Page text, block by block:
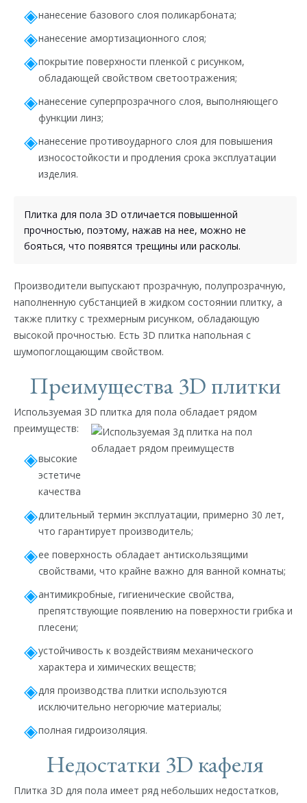
нанесение базового слоя поликарбоната;
нанесение амортизационного слоя;
покрытие поверхности пленкой с рисунком,
обладающей свойством светоотражения;
нанесение суперпрозрачного слоя, выполняющего
функции линз;
нанесение противоударного слоя для повышения
износостойкости и продления срока эксплуатации
изделия.
Плитка для пола 3D отличается повышенной
прочностью, поэтому, нажав на нее, можно не
бояться, что появятся трещины или расколы.
Производители выпускают прозрачную, полупрозрачную,
наполненную субстанцией в жидком состоянии плитку, а
также плитку с трехмерным рисунком, обладающую
высокой прочностью. Есть 3D плитка напольная с
шумопоглощающим свойством.
Преимущества 3D плитки
Используемая 3D плитка для пола обладает рядом
преимуществ:
высокие
эстетические
качества;
длительный термин эксплуатации, примерно 30 лет,
что гарантирует производитель;
ее поверхность обладает антискользящими
свойствами, что крайне важно для ванной комнаты;
антимикробные, гигиенические свойства,
препятствующие появлению на поверхности грибка и
плесени;
устойчивость к воздействиям механического
характера и химических веществ;
для производства плитки используются
исключительно негорючие материалы;
полная гидроизоляция.
Недостатки 3D кафеля
Плитка 3D для пола имеет ряд небольших недостатков,